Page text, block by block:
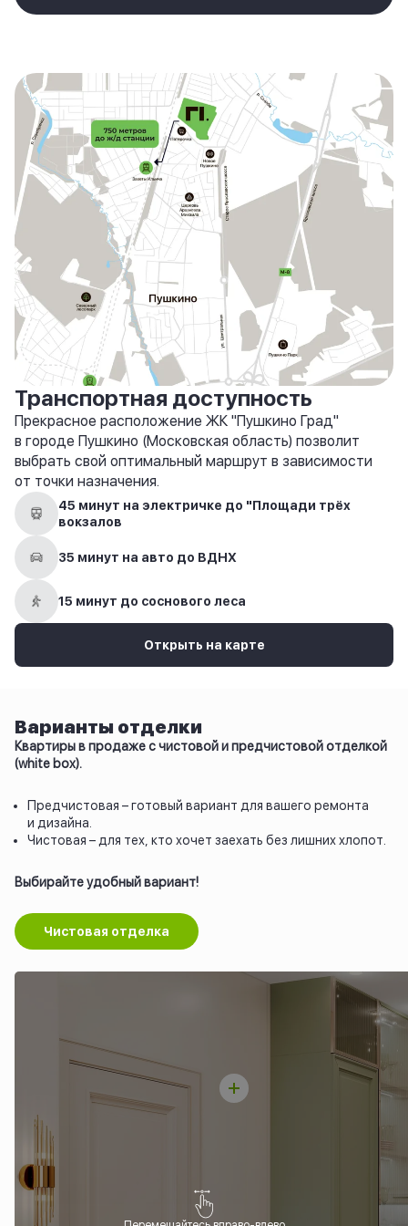
Транспортная доступность
Прекрасное расположение ЖК "Пушкино Град"
в городе Пушкино (Московская область) позволит
выбрать свой оптимальный маршрут в зависимости
от точки назначения.
45 минут на электричке до "Площади трёх
вокзалов
35 минут на авто до ВДНХ
15 минут до соснового леса
Открыть на карте
Варианты отделки
Квартиры в продаже с чистовой и предчистовой отделкой
(white box).
Предчистовая – готовый вариант для вашего ремонта
и дизайна.
Чистовая – для тех, кто хочет заехать без лишних хлопот.
Выбирайте удобный вариант!
Чистовая отделка